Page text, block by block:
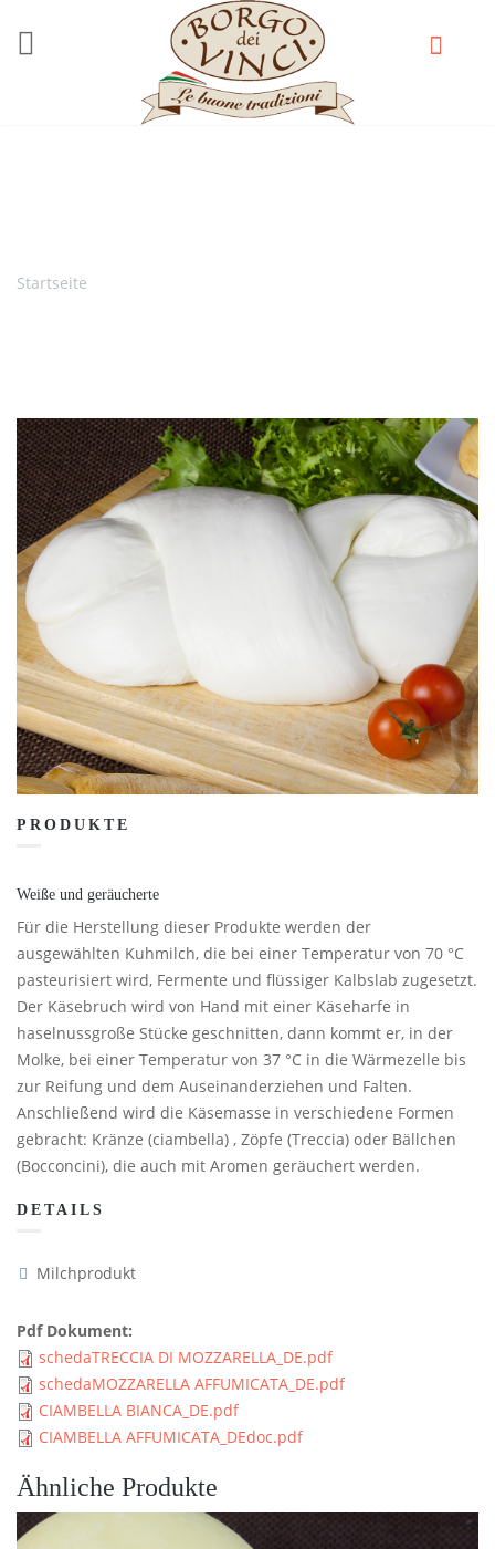
Startseite
PRODUKTE
Weiße und geräucherte
Für die Herstellung dieser Produkte werden der
ausgewählten Kuhmilch, die bei einer Temperatur von 70 °C
pasteurisiert wird, Fermente und flüssiger Kalbslab zugesetzt.
Der Käsebruch wird von Hand mit einer Käseharfe in
haselnussgroße Stücke geschnitten, dann kommt er, in der
Molke, bei einer Temperatur von 37 °C in die Wärmezelle bis
zur Reifung und dem Auseinanderziehen und Falten.
Anschließend wird die Käsemasse in verschiedene Formen
gebracht: Kränze (ciambella) , Zöpfe (Treccia) oder Bällchen
(Bocconcini), die auch mit Aromen geräuchert werden.
DETAILS
Milchprodukt
Pdf Dokument:
schedaTRECCIA DI MOZZARELLA_DE.pdf
schedaMOZZARELLA AFFUMICATA_DE.pdf
CIAMBELLA BIANCA_DE.pdf
CIAMBELLA AFFUMICATA_DEdoc.pdf
Ähnliche Produkte